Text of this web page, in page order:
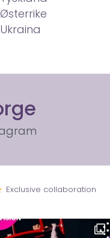
Østerrike
Ukraina
Exclusive collaboration